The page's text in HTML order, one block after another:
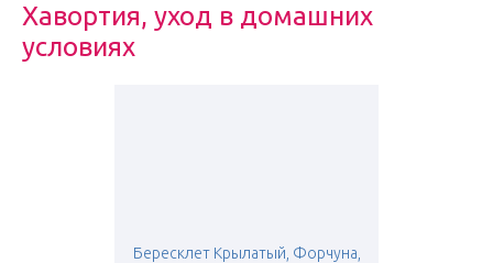
Хавортия, уход в домашних
условиях
Бересклет Крылатый, Форчуна,